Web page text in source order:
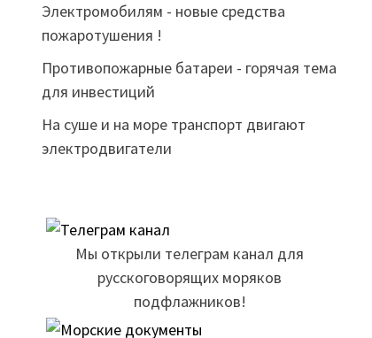
Электромобилям - новые средства
пожаротушения !
Противопожарные батареи - горячая тема
для инвестиций
На суше и на море транспорт двигают
электродвигатели
Мы открыли телеграм канал для
русскоговорящих моряков
подфлажников!